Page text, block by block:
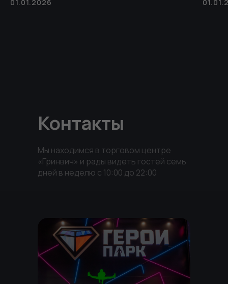
+7 (343) 344 12 30
marketing.fantazy@gmail.com
01.01.2026
Контакты
Мы находимся в торговом центре
«Гринвич» и рады видеть гостей семь
дней в неделю с 10:00 до 22:00